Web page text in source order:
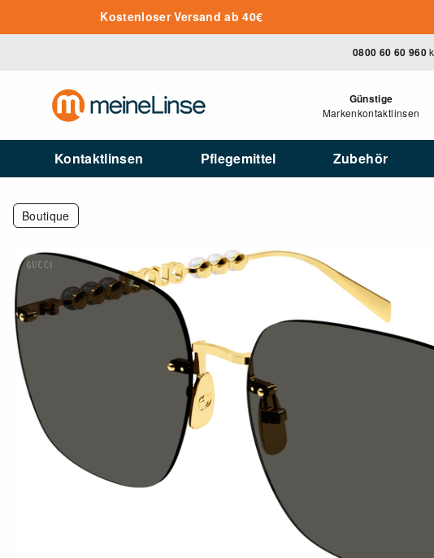
Zum Hauptinhalt springenKostenloser Versand ab 40€
0800 60 60 960
Günstige
Markenkontaktlinsen
Kontaktlinsen Pflegemittel Zubehör
Boutique